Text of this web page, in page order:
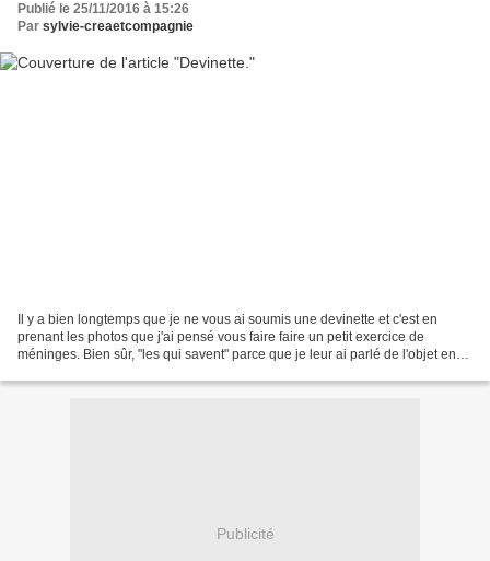
Publié le 25/11/2016 à 15:26
Par sylvie-creaetcompagnie
Il y a bien longtemps que je ne vous ai soumis une devinette et c'est en
prenant les photos que j'ai pensé vous faire faire un petit exercice de
méninges. Bien sûr, "les qui savent" parce que je leur ai parlé de l'objet en
Publicité